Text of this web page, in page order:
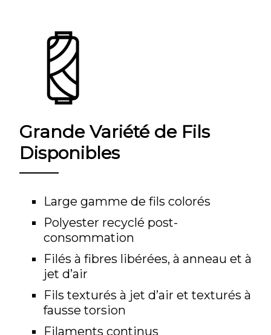
Grande Variété de Fils
Disponibles
Large gamme de fils colorés
Polyester recyclé post-
consommation
Filés à fibres libérées, à anneau et à
jet d’air
Fils texturés à jet d’air et texturés à
fausse torsion
Filaments continus